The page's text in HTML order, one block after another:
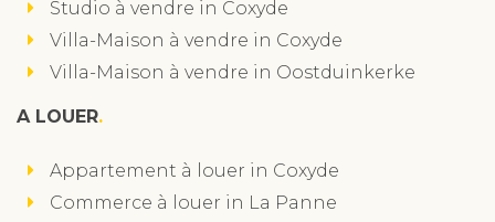
Studio à vendre in Coxyde
Villa-Maison à vendre in Coxyde
Villa-Maison à vendre in Oostduinkerke
A LOUER
Appartement à louer in Coxyde
Commerce à louer in La Panne